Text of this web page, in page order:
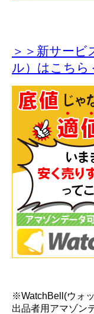
＞＞新サービ
ル）はこちら
※WatchBell(ウォ
出品者用アマゾン